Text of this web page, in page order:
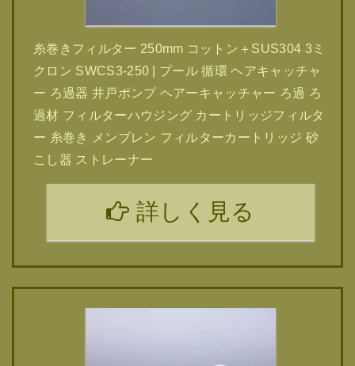
糸巻きフィルター 250mm コットン＋SUS304 3ミ
クロン SWCS3-250 | プール 循環 ヘアキャッチャ
ー ろ過器 井戸ポンプ ヘアーキャッチャー ろ過 ろ
過材 フィルターハウジング カートリッジフィルタ
ー 糸巻き メンブレン フィルターカートリッジ 砂
こし器 ストレーナー
詳しく見る